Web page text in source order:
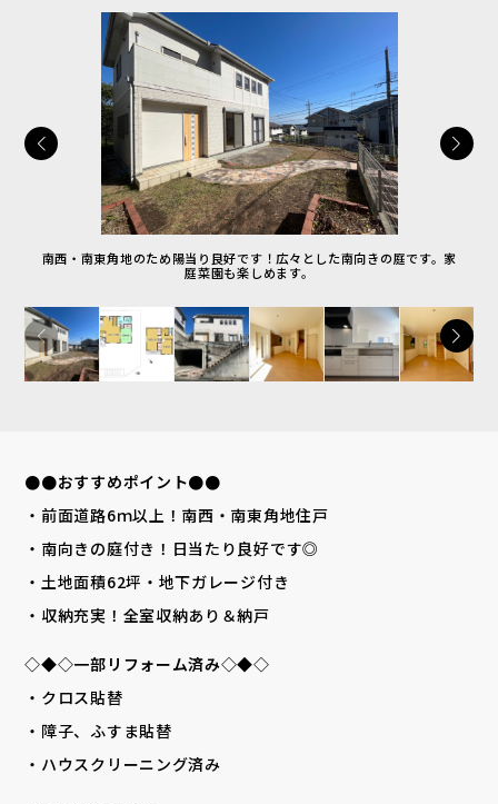
南西・南東角地のため陽当り良好です！広々とした南向きの庭です。家
庭菜園も楽しめます。
●●おすすめポイント●●
・前面道路6ｍ以上！南西・南東角地住戸
・南向きの庭付き！日当たり良好です◎
・土地面積62坪・地下ガレージ付き
・収納充実！全室収納あり＆納戸
◇◆◇一部リフォーム済み◇◆◇
・クロス貼替
・障子、ふすま貼替
・ハウスクリーニング済み